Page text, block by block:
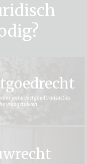
jouw vastgoedtransacties
vraagstukken.